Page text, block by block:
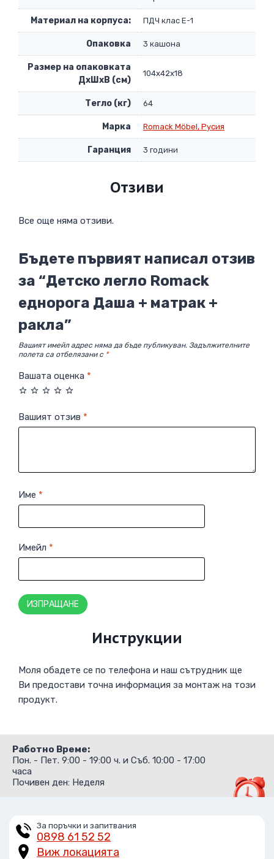
Материал на корпуса: ПДЧ клас Е-1
Опаковка 3 кашона
Размер на опаковката
ДxШxВ (см)
104x42x18
Тегло (кг) 64
Марка Romack Möbel, Русия
Гаранция 3 години
Отзиви
Все още няма отзиви.
Бъдете първият написал отзив
за “Детско легло Romack
еднорога Даша + матрак +
ракла”
Вашият имейл адрес няма да бъде публикуван. Задължителните
полета са отбелязани с *
Вашата оценка *
Вашият отзив *
Име *
Имейл *
Инструкции
Моля обадете се по телефона и наш сътрудник ще
Ви предостави точна информация за монтаж на този
продукт.
Работно Време:
Пон. - Пет. 9:00 - 19:00 ч. и Съб. 10:00 - 17:00
часа
Почивен ден: Неделя
За поръчки и запитвания
0898 61 52 52
Виж локацията